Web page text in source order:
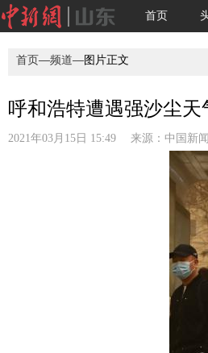
首页
首页—频道—图片正文
呼和浩特遭遇强沙尘
2021年03月15日 15:49 来源： 中国新